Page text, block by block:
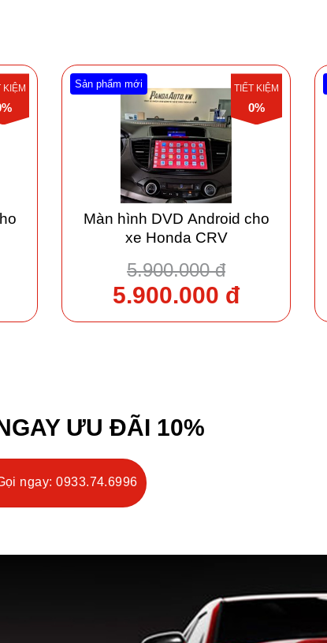
KIỆM Sản phẩm mới TIẾT KIỆM
0%
Màn hình DVD Android cho
xe Honda CRV
5.900.000 đ
5.900.000 đ
ƯU ĐÃI 10%
ngay: 0933.74.6996